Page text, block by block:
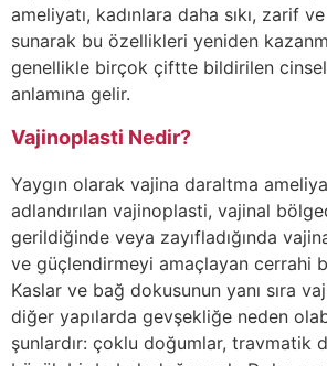
ameliyatı, kadınlara daha sıkı, zarif
sunarak bu özellikleri yeniden
genellikle birçok çiftte bildirilen
anlamına gelir.
Vajinoplasti Nedir?
Yaygın olarak vajina daraltma
adlandırılan vajinoplasti, vajinal
gerildiğinde veya zayıfladığında
ve güçlendirmeyi amaçlayan cerrahi
Kaslar ve bağ dokusunun yanı sıra
diğer yapılarda gevşekliğe neden
şunlardır: çoklu doğumlar, travmatik